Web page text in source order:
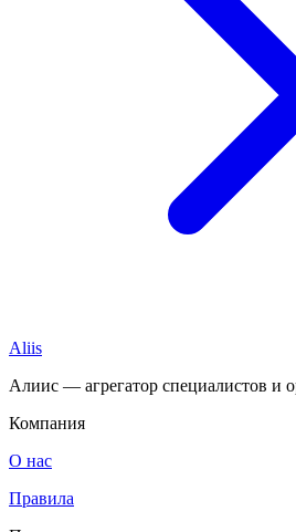
Aliis
Алиис — агрегатор специалистов и
Компания
О нас
Правила